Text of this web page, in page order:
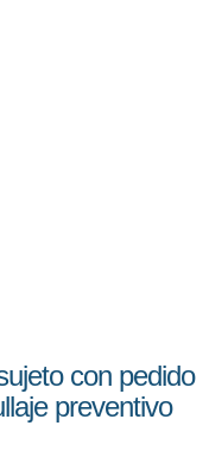
con pedido
preventivo